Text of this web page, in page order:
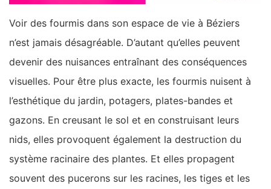
Voir des fourmis dans son espace de vie à Béziers
n’est jamais désagréable. D’autant qu’elles peuvent
devenir des nuisances entraînant des conséquences
visuelles. Pour être plus exacte, les fourmis nuisent à
l’esthétique du jardin, potagers, plates-bandes et
gazons. En creusant le sol et en construisant leurs
nids, elles provoquent également la destruction du
système racinaire des plantes. Et elles propagent
souvent des pucerons sur les racines, les tiges et les